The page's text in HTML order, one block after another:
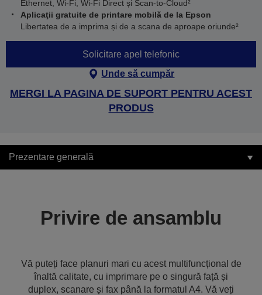
Ethernet, Wi-Fi, Wi-Fi Direct și Scan-to-Cloud²
Aplicaţii gratuite de printare mobilă de la Epson
Libertatea de a imprima și de a scana de aproape oriunde²
Solicitare apel telefonic
Unde să cumpăr
MERGI LA PAGINA DE SUPORT PENTRU ACEST
PRODUS
Prezentare generală
Privire de ansamblu
Vă puteți face planuri mari cu acest multifuncțional de
înaltă calitate, cu imprimare pe o singură față și
duplex, scanare și fax până la formatul A4. Vă veți